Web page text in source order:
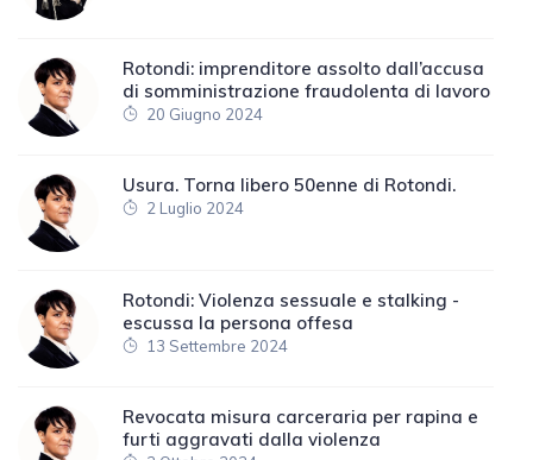
Rotondi: imprenditore assolto dall’accusa
di somministrazione fraudolenta di lavoro
20 Giugno 2024
Usura. Torna libero 50enne di Rotondi.
2 Luglio 2024
Rotondi: Violenza sessuale e stalking -
escussa la persona offesa
13 Settembre 2024
Revocata misura carceraria per rapina e
furti aggravati dalla violenza